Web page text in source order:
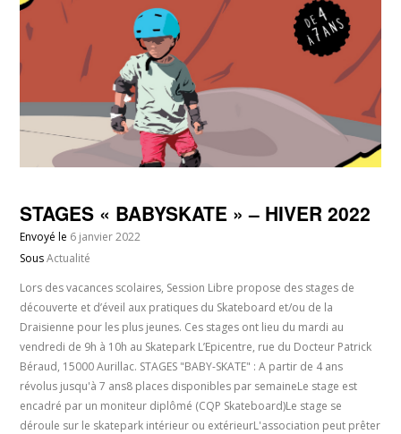
STAGES « BABYSKATE » – HIVER 2022
Envoyé le 6 janvier 2022
SousActualité
Lors des vacances scolaires, Session Libre propose des stages de
découverte et d’éveil aux pratiques du Skateboard et/ou de la
Draisienne pour les plus jeunes. Ces stages ont lieu du mardi au
vendredi de 9h à 10h au Skatepark L’Epicentre, rue du Docteur Patrick
Béraud, 15000 Aurillac. STAGES "BABY-SKATE" : A partir de 4 ans
révolus jusqu'à 7 ans8 places disponibles par semaineLe stage est
encadré par un moniteur diplômé (CQP Skateboard)Le stage se
déroule sur le skatepark intérieur ou extérieurL'association peut prêter